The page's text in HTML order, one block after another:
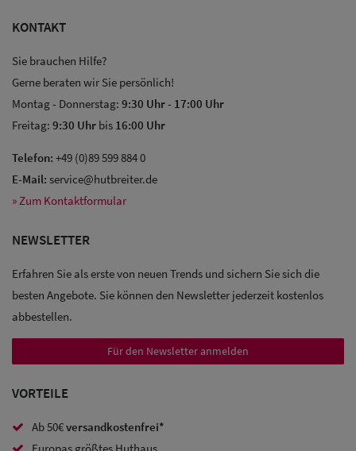
Sale: Caps
Baseball
Caps
Sale: Army
Sale:
Trucker
Caps
KONTAKT
Sie brauchen Hilfe?
Gerne beraten wir Sie persönlich!
Montag - Donnerstag: 9:30 Uhr- 17:00 Uhr
Freitag: 9:30 Uhr bis 16:00 Uhr
Telefon: +49 (0)89 599 884 0
E-Mail: service@hutbreiter.de
» Zum Kontaktformular
NEWSLETTER
Erfahren Sie als erste von neuen Trends und sichern Sie sich die
besten Angebote. Sie können den Newsletter jederzeit kostenlos
abbestellen.
Für den Newsletter anmelden
VORTEILE
Ab 50€versandkostenfrei*